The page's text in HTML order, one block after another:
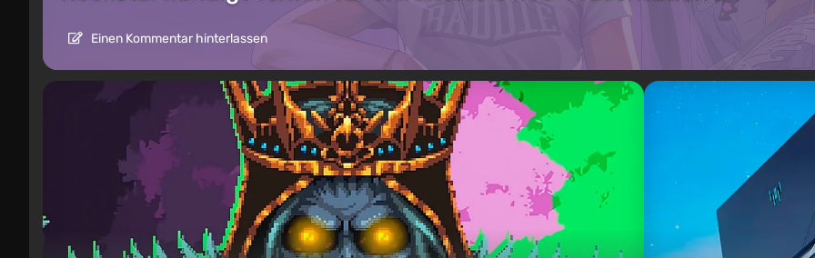
Einen Kommentar hinterlassen